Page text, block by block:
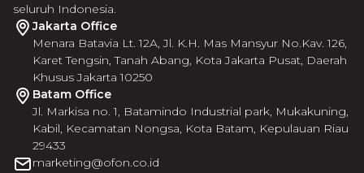
seluruh Indonesia.
Jakarta Office
Menara Batavia Lt. 12A, Jl. K.H. Mas Mansyur No.Kav. 126,
Karet Tengsin, Tanah Abang, Kota Jakarta Pusat, Daerah
Khusus Jakarta 10250
Batam Office
Jl. Markisa no. 1, Batamindo Industrial park, Mukakuning,
Kabil, Kecamatan Nongsa, Kota Batam, Kepulauan Riau
29433
marketing@ofon.co.id